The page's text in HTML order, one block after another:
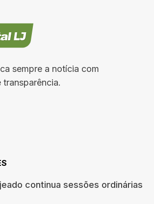
sempre a notícia com
continua sessões ordinárias